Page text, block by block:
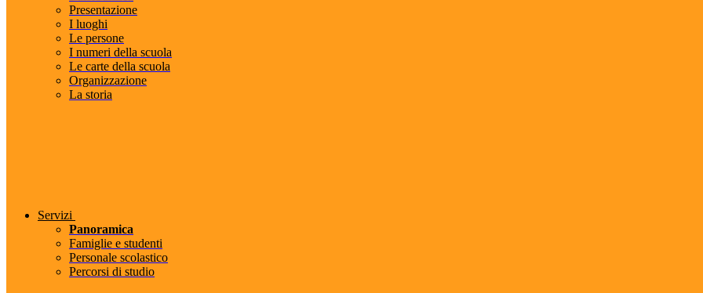
Presentazione
I luoghi
Le persone
I numeri della scuola
Le carte della scuola
Organizzazione
La storia
Servizi
Panoramica
Famiglie e studenti
Personale scolastico
Percorsi di studio